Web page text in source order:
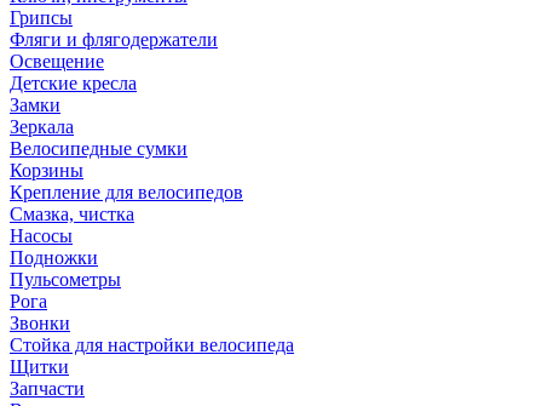
Грипсы
Фляги и флягодержатели
Освещение
Детские кресла
Замки
Зеркала
Велосипедные сумки
Корзины
Крепление для велосипедов
Смазка, чистка
Насосы
Подножки
Пульсометры
Рога
Звонки
Стойка для настройки велосипеда
Щитки
Запчасти